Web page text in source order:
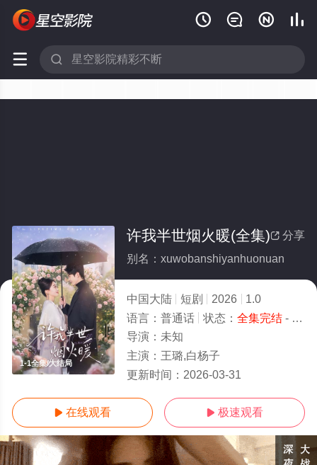
   
 
1-1全集/大结局
 分享
许我半世烟火暖(全集)
别名：xuwobanshiyanhuonuan
中国大陆 短剧 2026
1.0
语言： 普通话 状态： 全集完结- 免费在线观看
导演： 未知
主演： 王璐,白杨子
更新时间： 2026-03-31
 在线观看  极速观看